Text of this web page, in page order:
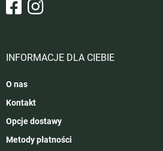
INFORMACJE DLA CIEBIE
O nas
Kontakt
Opcje dostawy
Metody płatności